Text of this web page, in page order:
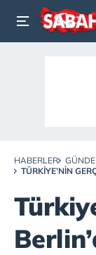
HABERLER
TÜRKIYE’NIN